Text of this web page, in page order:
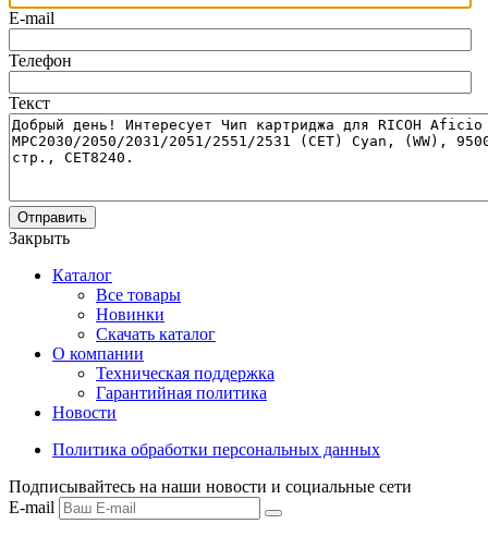
E-mail
Телефон
Текст
Отправить
Закрыть
Каталог
Все товары
Новинки
Скачать каталог
О компании
Техническая поддержка
Гарантийная политика
Новости
Политика обработки персональных данных
Подписывайтесь на наши новости и социальные сети
E-mail